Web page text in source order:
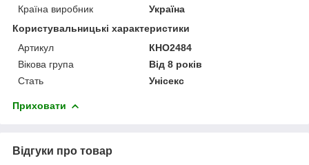
Країна виробник
Україна
Користувальницькі характеристики
Артикул
КНО2484
Вікова група
Від 8 років
Стать
Унісекс
Приховати
Відгуки про товар